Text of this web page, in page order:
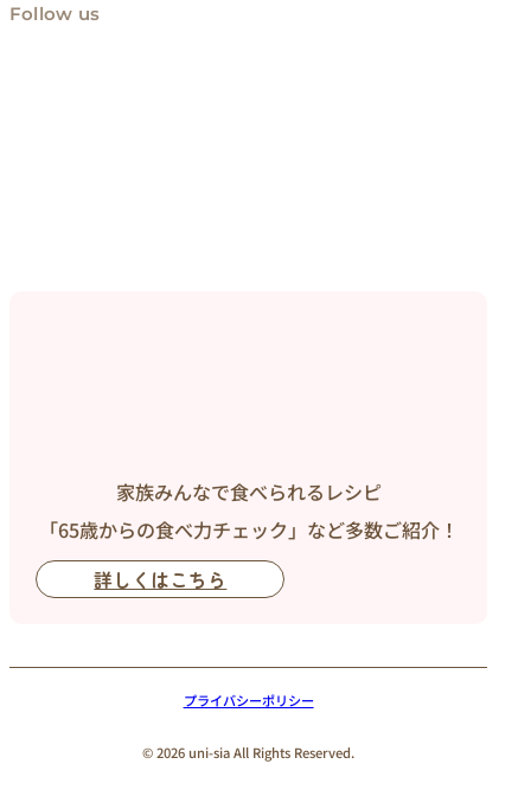
Follow us
家族みんなで食べられるレシピ
「65歳からの食べ力チェック」など多数ご紹介！
詳しくはこちら
プライバシーポリシー
© 2026 uni-sia All Rights Reserved.